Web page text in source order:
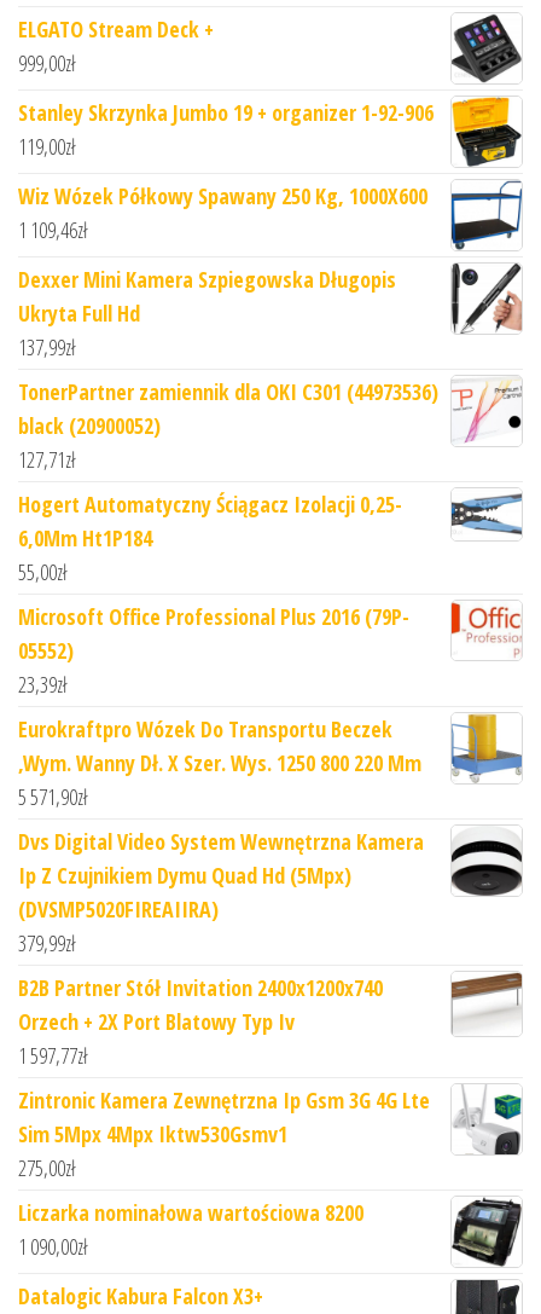
ELGATO Stream Deck +
999,00zł
Stanley Skrzynka Jumbo 19 + organizer 1-92-906
119,00zł
Wiz Wózek Półkowy Spawany 250 Kg, 1000X600
1 109,46zł
Dexxer Mini Kamera Szpiegowska Długopis
Ukryta Full Hd
137,99zł
TonerPartner zamiennik dla OKI C301 (44973536)
black (20900052)
127,71zł
Hogert Automatyczny Ściągacz Izolacji 0,25-
6,0Mm Ht1P184
55,00zł
Microsoft Office Professional Plus 2016 (79P-
05552)
23,39zł
Eurokraftpro Wózek Do Transportu Beczek
,Wym. Wanny Dł. X Szer. Wys. 1250 800 220 Mm
5 571,90zł
Dvs Digital Video System Wewnętrzna Kamera
Ip Z Czujnikiem Dymu Quad Hd (5Mpx)
(DVSMP5020FIREAIIRA)
379,99zł
B2B Partner Stół Invitation 2400x1200x740
Orzech + 2X Port Blatowy Typ Iv
1 597,77zł
Zintronic Kamera Zewnętrzna Ip Gsm 3G 4G Lte
Sim 5Mpx 4Mpx Iktw530Gsmv1
275,00zł
Liczarka nominałowa wartościowa 8200
1 090,00zł
Datalogic Kabura Falcon X3+